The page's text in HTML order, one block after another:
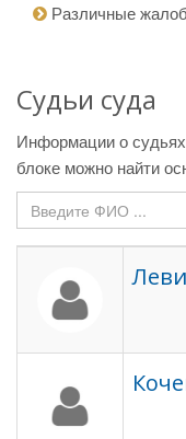
Различные
Судьи суда
Информации о
блоке можно найти